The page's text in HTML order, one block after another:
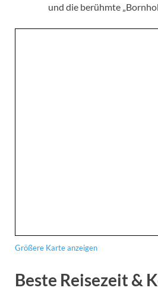
und die berühmte
Größere Karte anzeigen
Beste Reisezeit &